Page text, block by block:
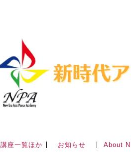
講座一覧ほか お知らせ About